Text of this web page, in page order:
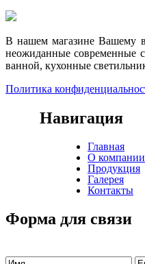
В нашем магазине Вашему
неожиданные современные
ванной, кухонные
Политика
Навигация
Главная
О компании
Продукция
Галерея
Контакты
Форма для связи